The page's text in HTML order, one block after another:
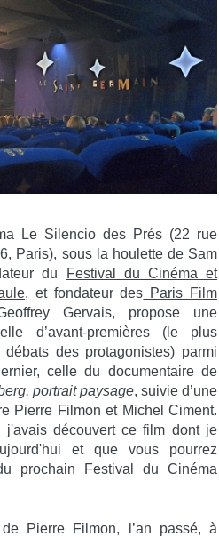
Le Silencio des Prés (22 rue
Paris), sous la houlette de Sam
du
Festival du Cinéma et
, et fondateur des Paris Film
Gervais, propose une
d’avant-premières (le plus
des protagonistes) parmi
celle du documentaire de
portrait paysage, suivie d’une
Pierre Filmon et Michel Ciment.
découvert ce film dont je
et que vous pourrez
prochain Festival du Cinéma
Pierre Filmon, l’an passé, à